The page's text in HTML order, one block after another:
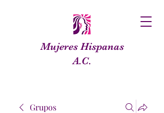
Mujeres Hispanas
A.C.
Grupos